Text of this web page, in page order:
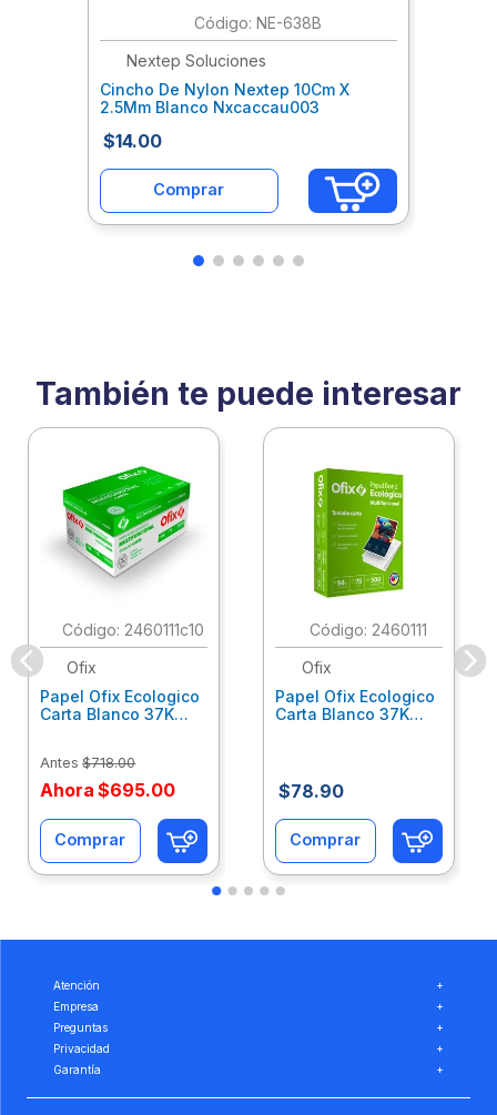
: NE-638B
Nextep Soluciones
Cincho De Nylon Nextep 10Cm X
2.5Mm Blanco Nxcaccau003
$14.00
Comprar
También te puede interesar
: 2460111c10
Ofix
Papel Ofix Ecologico
Carta Blanco 37K
Antes $718.00
Ahora $695.00
Comprar
: 2460111
Ofix
Papel Ofix Ecologico
Carta Blanco 37K
$78.90
Comprar
Atención
+
Empresa
+
Preguntas
+
Privacidad
+
Garantía
+